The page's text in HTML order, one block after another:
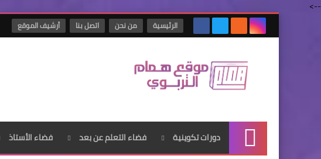
-->
الرئيسية من نحن اتصل بنا أرشيف الموقع
الرئيسية
دورات تكوينية فضاء التعلم عن بعد فضاء الأستاذ